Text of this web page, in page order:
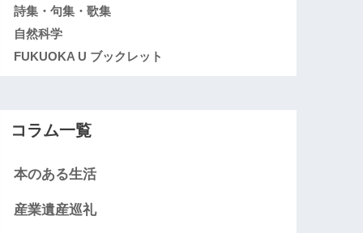
詩集・句集・歌集
自然科学
FUKUOKA U ブックレット
コラム一覧
本のある生活
産業遺産巡礼